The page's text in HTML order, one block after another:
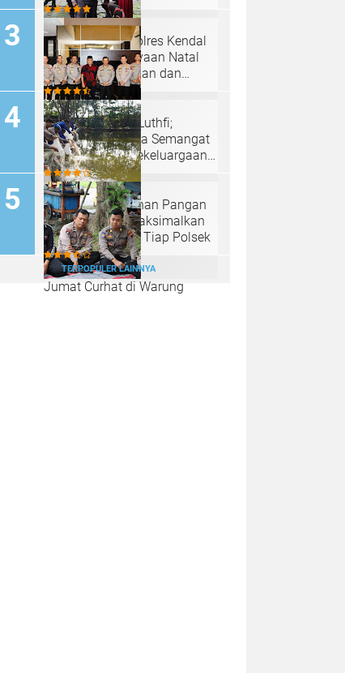
Tim Sterilisasi Polres Kendal
Siap Kawal Perayaan Natal
2024 dengan Aman dan
Kondusif
Irjen Pol Ahmad Luthfi;
Anjangsana Bawa Semangat
Kebersamaan, Kekeluargaan
Serta Pengabdian Tinggi
Program Ketahanan Pangan
Polres Batang Maksimalkan
Lahan Kosong di Tiap Polsek
Jumat Curhat di Warung
TERPOPULER LAINNYA